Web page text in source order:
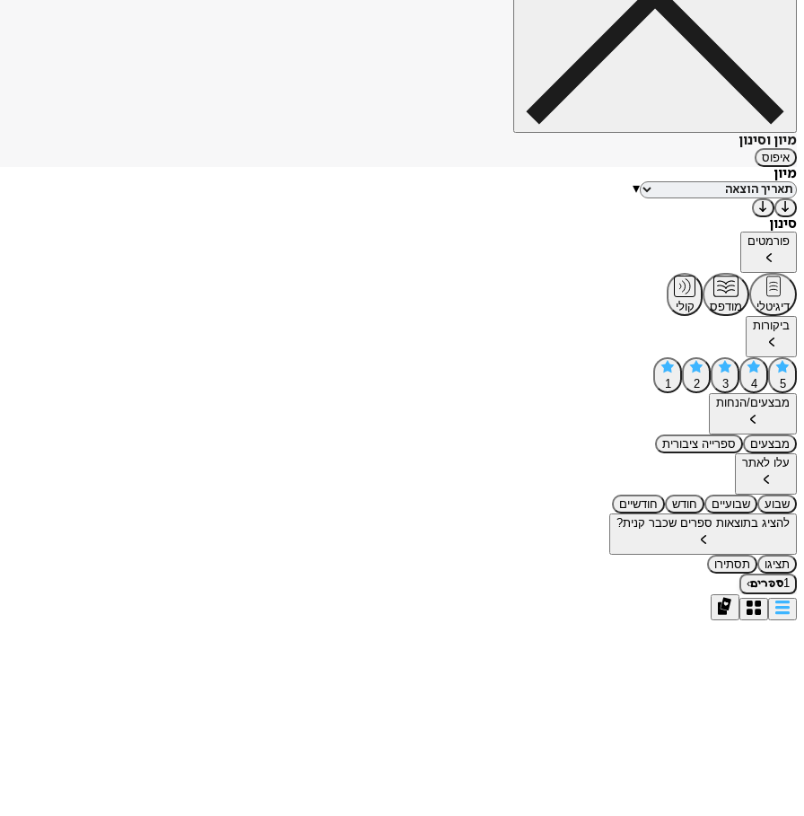
מיון וסינון
איפוס
מיון
▾
סינון
פורמטים
דיגיטלי מודפס
קולי
ביקורות
5
4
3
2
1
מבצעים/הנחות
מבצעים
ספרייה ציבורית
עלו לאתר
שבוע שבועיים חודש
חודשיים
להציג בתוצאות ספרים שכבר קנית?
תציגו
תסתירו
1ספרים›